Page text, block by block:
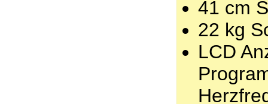
41 cm
22 kg
LCD